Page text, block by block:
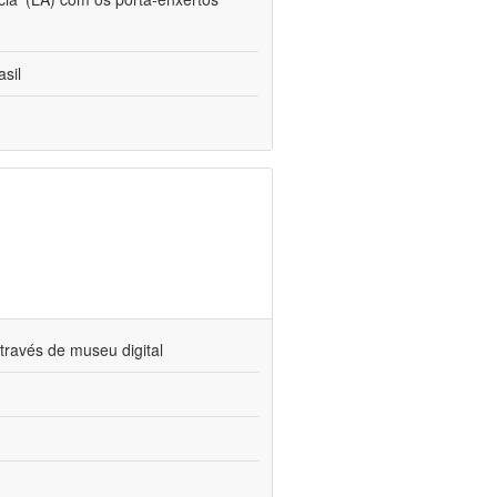
de museu digital